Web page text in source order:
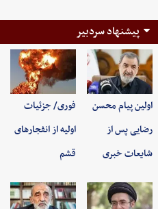
پیشنهاد سردبیر
اولین پیام محسن
رضایی پس از
شایعات خبری
فوری/ جزئیات
اولیه از انفجارهای
قشم